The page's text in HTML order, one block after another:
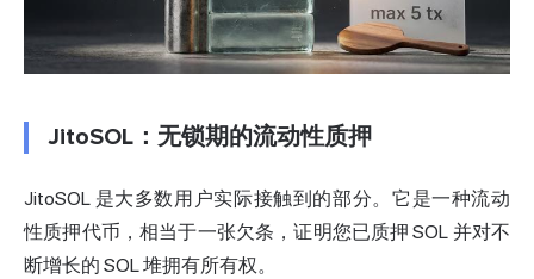
JitoSOL：无锁期的流动性质押
JitoSOL 是大多数用户实际接触到的部分。它是一种流动
性质押代币，相当于一张欠条，证明您已质押 SOL 并对不
断增长的 SOL 堆拥有所有权。